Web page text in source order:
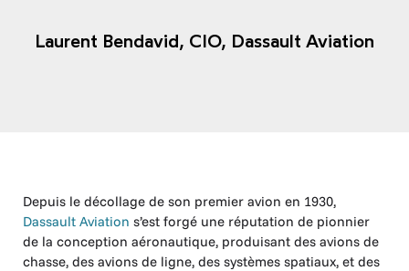
Laurent Bendavid, CIO, Dassault Aviation
Depuis le décollage de son premier avion en 1930,
Dassault Aviation s’est forgé une réputation de pionnier
de la conception aéronautique, produisant des avions de
chasse, des avions de ligne, des systèmes spatiaux, et des